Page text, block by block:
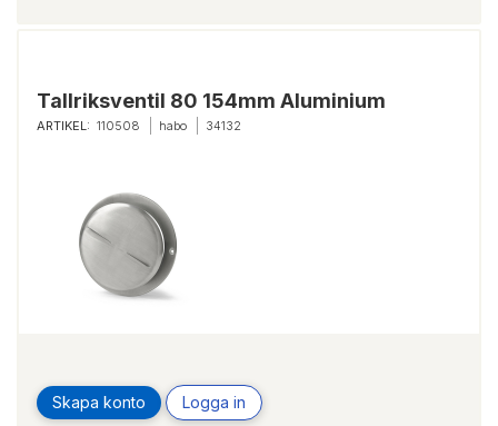
Tallriksventil 80 154mm Aluminium
ARTIKEL: 110508 habo 34132
Skapa konto Logga in